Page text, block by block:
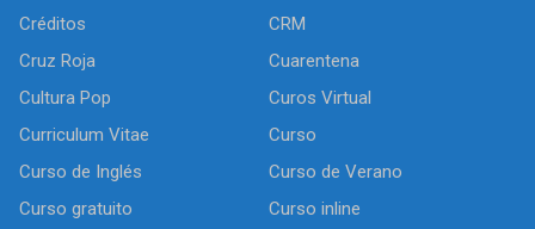
Créditos
CRM
Cruz Roja
Cuarentena
Cultura Pop
Curos Virtual
Curriculum Vitae
Curso
Curso de Inglés
Curso de Verano
Curso gratuito
Curso inline